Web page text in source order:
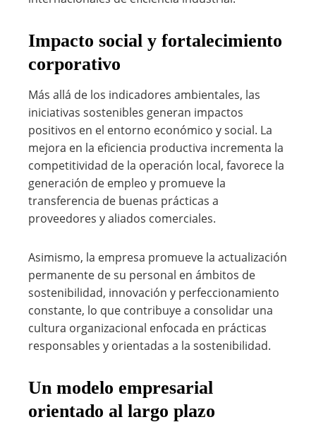
Impacto social y fortalecimiento
corporativo
Más allá de los indicadores ambientales, las
iniciativas sostenibles generan impactos
positivos en el entorno económico y social. La
mejora en la eficiencia productiva incrementa la
competitividad de la operación local, favorece la
generación de empleo y promueve la
transferencia de buenas prácticas a
proveedores y aliados comerciales.
Asimismo, la empresa promueve la actualización
permanente de su personal en ámbitos de
sostenibilidad, innovación y perfeccionamiento
constante, lo que contribuye a consolidar una
cultura organizacional enfocada en prácticas
responsables y orientadas a la sostenibilidad.
Un modelo empresarial
orientado al largo plazo